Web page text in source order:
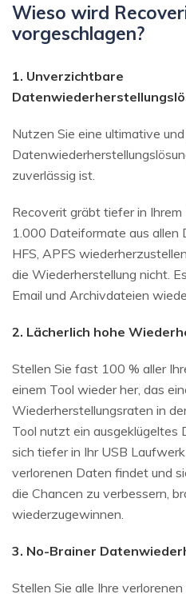
Wieso wird
vorgeschlagen?
1. Unverzichtbare
Nutzen Sie eine ultimative
zuverlässig ist.
Recoverit gräbt tiefer in
1.000 Dateiformate aus allen
HFS, APFS
die Wiederherstellung nicht.
Email und Archivdateien
2. Lächerlich hohe
Stellen Sie fast 100 % aller
einem Tool wieder her, das
Wiederherstellungsraten in
Tool nutzt ein ausgeklügeltes
sich tiefer in Ihr USB
verlorenen Daten findet und
die Chancen zu verbessern,
wiederzugewinnen.
3. No-Brainer
Stellen Sie alle Ihre